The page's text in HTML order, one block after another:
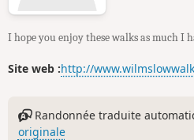
I hope you enjoy these walks as much I
Site web :http://
Randonnée traduite
originale